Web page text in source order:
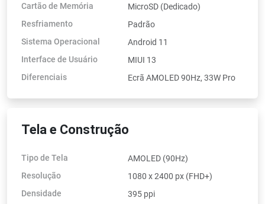
Cartão de Memória
MicroSD (Dedicado)
Resfriamento
Padrão
Sistema Operacional
Android 11
Interface de Usuário
MIUI 13
Diferenciais
Ecrã AMOLED 90Hz, 33W Pro
Tela e Construção
Tipo de Tela
AMOLED (90Hz)
Resolução
1080 x 2400 px (FHD+)
Densidade
395 ppi